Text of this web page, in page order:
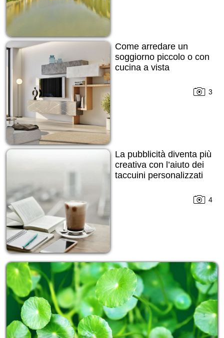
Come arredare un
soggiorno piccolo o con
cucina a vista
3
La pubblicità diventa più
creativa con l’aiuto dei
taccuini personalizzati
4